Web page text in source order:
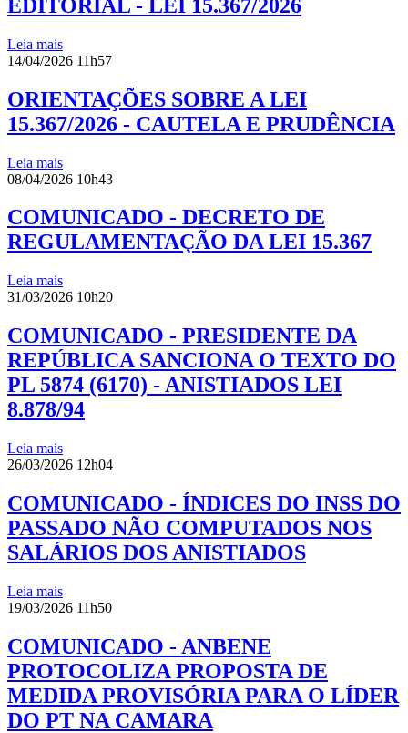
EDITORIAL - LEI 15.367/2026
Leia mais
14/04/2026 11h57
ORIENTAÇÕES SOBRE A LEI
15.367/2026 - CAUTELA E PRUDÊNCIA
Leia mais
08/04/2026 10h43
COMUNICADO - DECRETO DE
REGULAMENTAÇÃO DA LEI 15.367
Leia mais
31/03/2026 10h20
COMUNICADO - PRESIDENTE DA
REPÚBLICA SANCIONA O TEXTO DO
PL 5874 (6170) - ANISTIADOS LEI
8.878/94
Leia mais
26/03/2026 12h04
COMUNICADO - ÍNDICES DO INSS DO
PASSADO NÃO COMPUTADOS NOS
SALÁRIOS DOS ANISTIADOS
Leia mais
19/03/2026 11h50
COMUNICADO - ANBENE
PROTOCOLIZA PROPOSTA DE
MEDIDA PROVISÓRIA PARA O LÍDER
DO PT NA CAMARA